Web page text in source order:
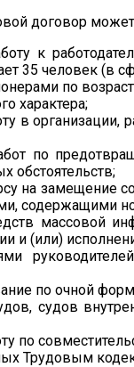
договор
к
35 человек (в
по
характера;
в организации,
по
обстоятельств;
на замещение
содержащими
массовой
и (или)
по очной
судов
по
Трудовым